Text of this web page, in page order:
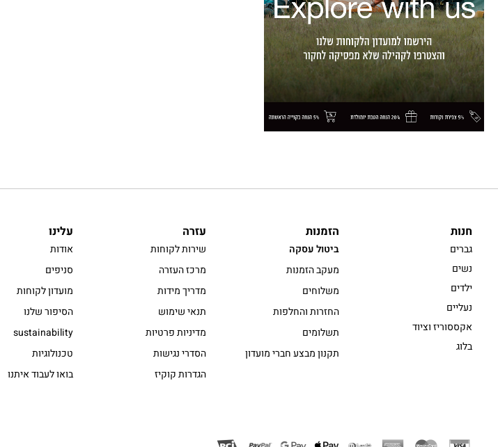
חנות
גברים
נשים
ילדים
נעליים
אקססוריז וציוד
בלוג
הזמנות
ביטול עסקה
מעקב הזמנות
משלוחים
החזרות והחלפות
תשלומים
תקנון מבצע חברי מועדון
עזרה
שירות לקוחות
מרכז העזרה
מדריך מידות
תנאי שימוש
מדיניות פרטיות
הסדרי נגישות
הגדרות קוקיז
עלינו
אודות
סניפים
מועדון לקוחות
הסיפור שלנו
sustainability
טכנולוגיות
בואו לעבוד איתנו